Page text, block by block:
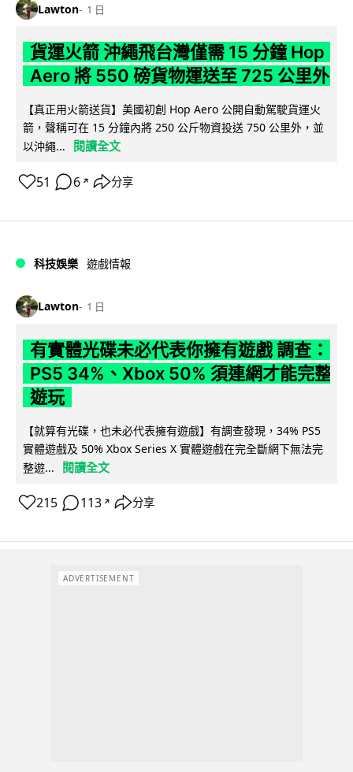
Lawton 1 日
貨運火箭 沖繩飛台灣僅需 15 分鐘 Hop
Aero 將 550 磅貨物運送至 725 公里外
【真正用火箭送貨】美國初創 Hop Aero 公開自動駕駛貨運火
箭，聲稱可在 15 分鐘內將 250 公斤物資投送 750 公里外，並
以沖繩...
閱讀全文
51 6 ↗ 分享
科技娛樂 遊戲情報
Lawton 1 日
有實體光碟未必代表你擁有遊戲 調查：
PS5 34%、Xbox 50% 須連網才能完整
遊玩
【就算有光碟，也未必代表擁有遊戲】有調查發現，34% PS5
實體遊戲及 50% Xbox Series X 實體遊戲在完全斷網下無法完
整遊...
閱讀全文
215 113 ↗ 分享
ADVERTISEMENT